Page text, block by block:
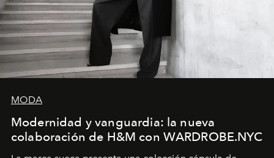
MODA
Modernidad y vanguardia: la nueva
colaboración de H&M con WARDROBE.NYC